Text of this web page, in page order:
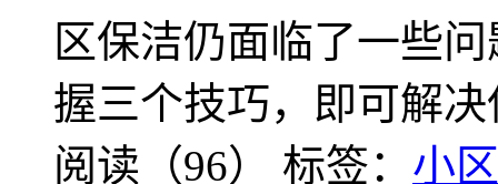
区保洁仍面临了一些
握三个技巧，即可解
阅读（96） 标签： 小